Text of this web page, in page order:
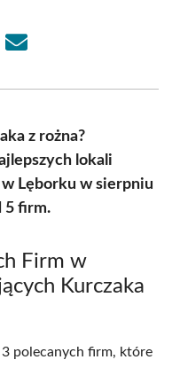
Share
z rożna?
lokali
Lęborku w sierpniu
5 firm.
Firm w
Kurczaka
polecanych firm, które